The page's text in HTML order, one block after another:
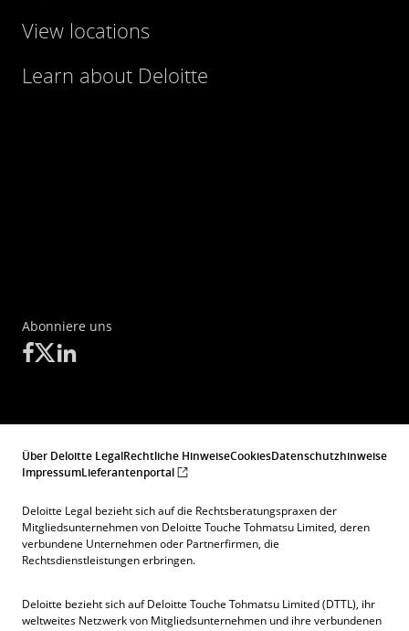
View locations
Learn about Deloitte
Abonniere uns
Über Deloitte LegalRechtliche HinweiseCookiesDatenschutzhinweise
ImpressumLieferantenportal
Deloitte Legal bezieht sich auf die Rechtsberatungspraxen der
Mitgliedsunternehmen von Deloitte Touche Tohmatsu Limited, deren
verbundene Unternehmen oder Partnerfirmen, die
Rechtsdienstleistungen erbringen.
Deloitte bezieht sich auf Deloitte Touche Tohmatsu Limited (DTTL), ihr
weltweites Netzwerk von Mitgliedsunternehmen und ihre verbundenen